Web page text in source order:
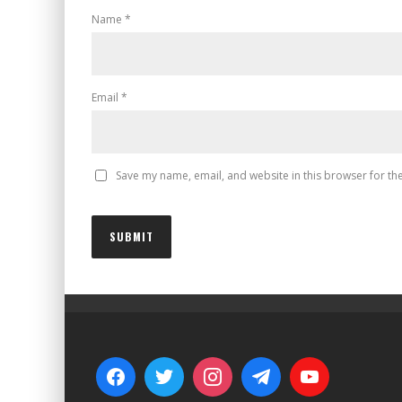
Name *
Email *
Save my name, email, and website in this browser for